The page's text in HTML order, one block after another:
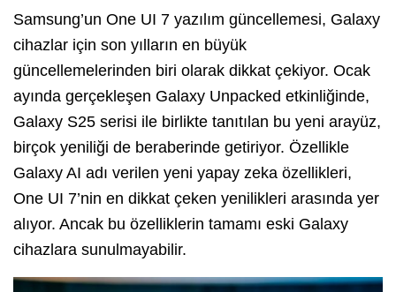
Samsung’un One UI 7 yazılım güncellemesi, Galaxy
cihazlar için son yılların en büyük
güncellemelerinden biri olarak dikkat çekiyor. Ocak
ayında gerçekleşen Galaxy Unpacked etkinliğinde,
Galaxy S25 serisi ile birlikte tanıtılan bu yeni arayüz,
birçok yeniliği de beraberinde getiriyor. Özellikle
Galaxy AI adı verilen yeni yapay zeka özellikleri,
One UI 7’nin en dikkat çeken yenilikleri arasında yer
alıyor. Ancak bu özelliklerin tamamı eski Galaxy
cihazlara sunulmayabilir.